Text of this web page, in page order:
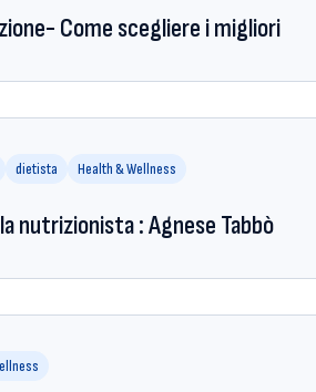
Come scegliere i migliori
dietista Health & Wellness
nutrizionista : Agnese Tabbò